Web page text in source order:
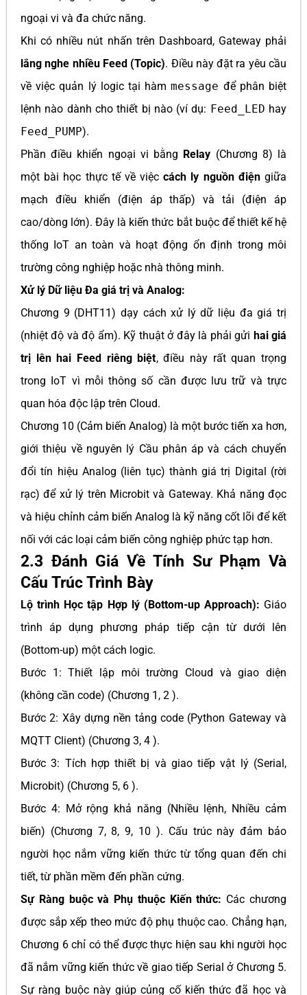
ngoại vi và đa chức năng.
Khi có nhiều nút nhấn trên Dashboard, Gateway phải
lắng nghe nhiều Feed (Topic). Điều này đặt ra yêu cầu
về việc quản lý logic tại hàmmessage để phân biệt
lệnh nào dành cho thiết bị nào (ví dụ: Feed_LED hay
Feed_PUMP).
Phần điều khiển ngoại vi bằng Relay (Chương 8) là
một bài học thực tế về việccách ly nguồn điệngiữa
mạch điều khiển (điện áp thấp) và tải (điện áp
cao/dòng lớn). Đây là kiến thức bắt buộc để thiết kế hệ
thống IoT an toàn và hoạt động ổn định trong môi
trường công nghiệp hoặc nhà thông minh.
Xử lý Dữ liệu Đa giá trị và Analog:
Chương 9 (DHT11) dạy cách xử lý dữ liệu đa giá trị
(nhiệt độ và độ ẩm). Kỹ thuật ở đây là phải gửi hai giá
trị lên hai Feed riêng biệt, điều này rất quan trọng
trong IoT vì mỗi thông số cần được lưu trữ và trực
quan hóa độc lập trên Cloud.
Chương 10 (Cảm biến Analog) là một bước tiến xa hơn,
giới thiệu về nguyên lý Cầu phân áp và cách chuyển
đổi tín hiệu Analog (liên tục) thành giá trị Digital (rời
rạc) để xử lý trên Microbit và Gateway. Khả năng đọc
và hiệu chỉnh cảm biến Analog là kỹ năng cốt lõi để kết
nối với các loại cảm biến công nghiệp phức tạp hơn.
2.3 Đánh Giá Về Tính Sư Phạm Và
Cấu Trúc Trình Bày
Lộ trình Học tập Hợp lý (Bottom-up Approach): Giáo
trình áp dụng phương pháp tiếp cận từ dưới lên
(Bottom-up) một cách logic.
Bước 1: Thiết lập môi trường Cloud và giao diện
(không cần code) (Chương 1, 2 ).
Bước 2: Xây dựng nền tảng code (Python Gateway và
MQTT Client) (Chương 3, 4 ).
Bước 3: Tích hợp thiết bị và giao tiếp vật lý (Serial,
Microbit) (Chương 5, 6 ).
Bước 4: Mở rộng khả năng (Nhiều lệnh, Nhiều cảm
biến) (Chương 7, 8, 9, 10 ). Cấu trúc này đảm bảo
người học nắm vững kiến thức từ tổng quan đến chi
tiết, từ phần mềm đến phần cứng.
Sự Ràng buộc và Phụ thuộc Kiến thức: Các chương
được sắp xếp theo mức độ phụ thuộc cao. Chẳng hạn,
Chương 6 chỉ có thể được thực hiện sau khi người học
đã nắm vững kiến thức về giao tiếp Serial ở Chương 5.
Sự ràng buộc này giúp củng cố kiến thức đã học và